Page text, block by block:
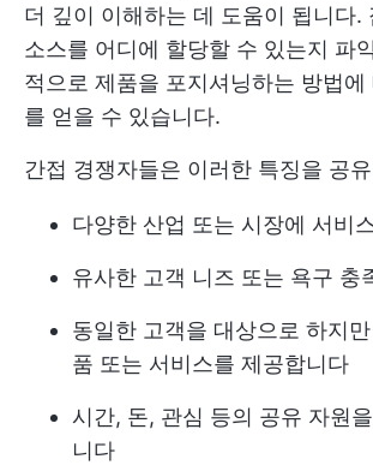
더 깊이 이해하는 데 도움이 됩니다.
소스를 어디에 할당할 수 있는지 파
적으로 제품을 포지셔닝하는 방법에
를 얻을 수 있습니다.
간접 경쟁자들은 이러한 특징을 공
다양한 산업 또는 시장에 서비
유사한 고객 니즈 또는 욕구 충
동일한 고객을 대상으로 하지
품 또는 서비스를 제공합니다
시간, 돈, 관심 등의 공유 자원
니다